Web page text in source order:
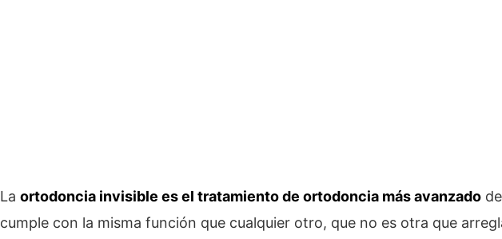
La ortodoncia invisible es el tratamiento de ortodoncia más avanzado
cumple con la misma función que cualquier otro, que no es otra que